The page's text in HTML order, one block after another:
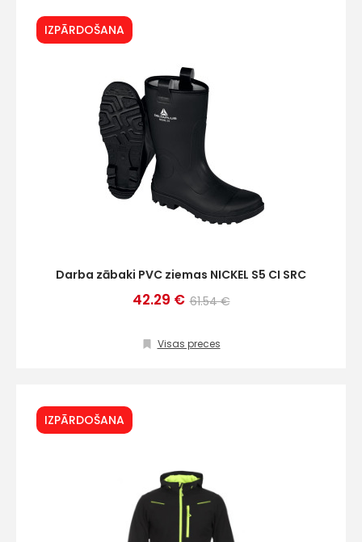
IZPĀRDOŠANA
Darba zābaki PVC ziemas NICKEL S5 CI SRC
42.29 € 61.54 €
Visas preces
IZPĀRDOŠANA